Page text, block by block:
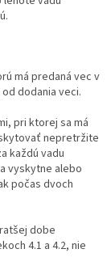
má predaná vec v
dodania veci.
pri ktorej sa má
nepretržite
každú vadu
vyskytne alebo
počas dvoch
dobe
4.1 a 4.2, nie